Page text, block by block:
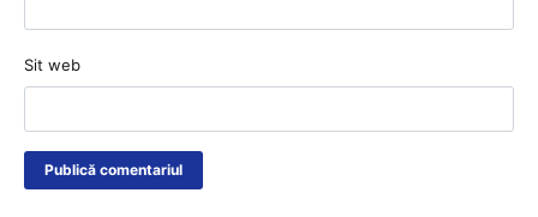
Sit web